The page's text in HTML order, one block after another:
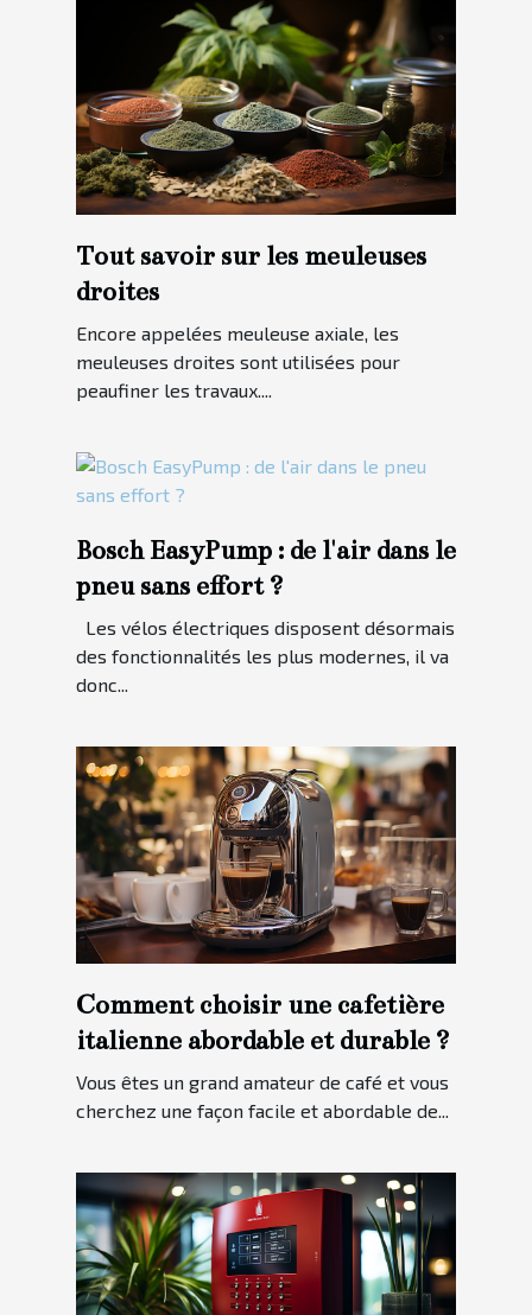
Tout savoir sur les meuleuses
droites
Encore appelées meuleuse axiale, les
meuleuses droites sont utilisées pour
peaufiner les travaux....
Bosch EasyPump : de l'air dans le
pneu sans effort ?
Les vélos électriques disposent désormais
des fonctionnalités les plus modernes, il va
donc...
Comment choisir une cafetière
italienne abordable et durable ?
Vous êtes un grand amateur de café et vous
cherchez une façon facile et abordable de...